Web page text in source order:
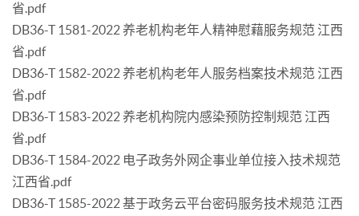
省.pdf
DB36-T 1581-2022 养老机构老年人精神慰藉服务规范 江西
省.pdf
DB36-T 1582-2022 养老机构老年人服务档案技术规范 江西
省.pdf
DB36-T 1583-2022 养老机构院内感染预防控制规范 江西
省.pdf
DB36-T 1584-2022 电子政务外网企事业单位接入技术规范
江西省.pdf
DB36-T 1585-2022 基于政务云平台密码服务技术规范 江西